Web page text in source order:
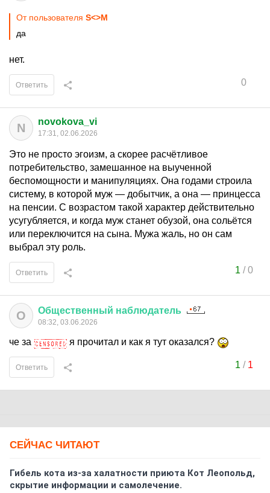
От пользователя S<>M
да
нет.
0
Ответить
N novokova_vi
17:31, 02.06.2026
Это не просто эгоизм, а скорее расчётливое
потребительство, замешанное на выученной
беспомощности и манипуляциях. Она годами строила
систему, в которой муж — добытчик, а она — принцесса
на пенсии. С возрастом такой характер действительно
усугубляется, и когда муж станет обузой, она сольётся
или переключится на сына. Мужа жаль, но он сам
выбрал эту роль.
1 /0
Ответить
О Общественный наблюдатель
08:32, 03.06.2026
че за я прочитал и как я тут оказался?
1 / 1
Ответить
СЕЙЧАС ЧИТАЮТ
Гибель кота из-за халатности приюта Кот Леопольд,
скрытиe информации и самолечение.